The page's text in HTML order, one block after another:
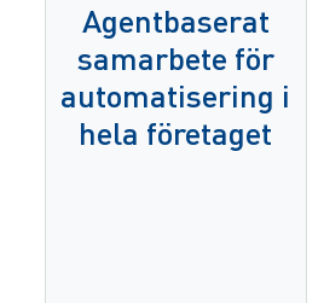
Agentbaserat
samarbete för
automatisering i
hela företaget